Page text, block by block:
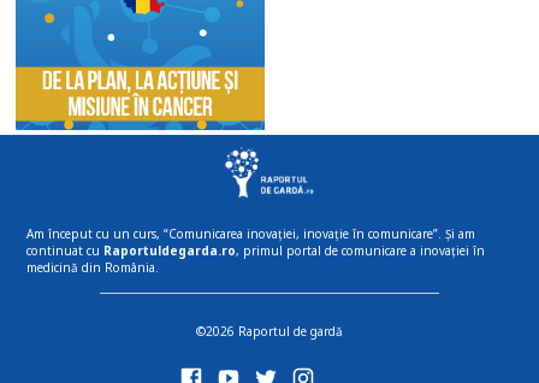
Am început cu un curs, “Comunicarea inovației, inovație în comunicare”. Și am
continuat cu Raportuldegarda.ro, primul portal de comunicare a inovației în
medicină din România.
©2026 Raportul de gardă